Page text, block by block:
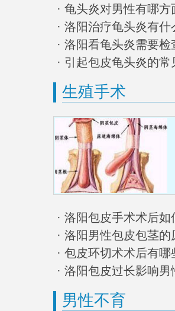
· 龟头炎对男性有哪方
· 洛阳治疗龟头炎有什
· 洛阳看龟头炎需要
· 引起包皮龟头炎的常
生殖手术
· 洛阳包皮手术术后
· 洛阳男性包皮包茎的
· 包皮环切术术后有
· 洛阳包皮过长影响
男性不育